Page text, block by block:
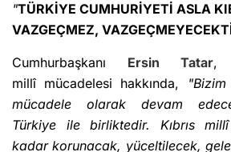
"TÜRKİYE CUMHURİYETİ ASLA
VAZGEÇMEZ,
Cumhurbaşkanı Ersin Tatar,
millî mücadelesi hakkında,
mücadele olarak devam
Türkiye ile birliktedir. Kıbrıs
kadar korunacak, yüceltilecek,